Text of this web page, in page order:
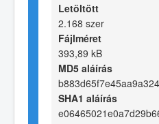
Letöltött
2.168 szer
Fájlméret
393,89 kB
MD5 aláírás
SHA1 aláírás